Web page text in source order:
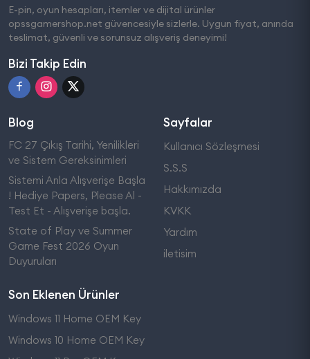
E-pin, oyun hesapları, itemler ve dijital ürünler
opssgamershop.net güvencesiyle sizlerle. Uygun fiyat, anında
teslimat, güvenli ve sorunsuz alışveriş deneyimi!
Bizi Takip Edin
Blog
FC 27 Çıkış Tarihi, Yenilikleri
ve Sistem Gereksinimleri
Sistemi Anla Alışverişe Başla
! Hediye Papers, Please Al -
Test Et - Alışverişe başla.
State of Play ve Summer
Game Fest 2026 Oyun
Duyuruları
Sayfalar
Kullanıcı Sözleşmesi
S.S.S
Hakkımızda
KVKK
Yardım
iletisim
Son Eklenen Ürünler
Windows 11 Home OEM Key
Windows 10 Home OEM Key